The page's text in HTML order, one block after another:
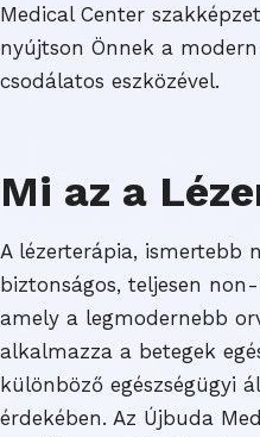
Medical Center
nyújtson Önnek a
csodálatos eszközével.
Mi az a
A lézerterápia, ismertebb
biztonságos, teljesen
amely a legmodernebb
alkalmazza a betegek
különböző egészségügyi
érdekében. Az Újbuda